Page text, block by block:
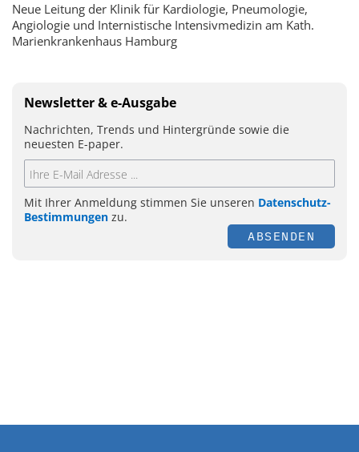
Neue Leitung der Klinik für Kardiologie, Pneumologie,
Angiologie und Internistische Intensivmedizin am Kath.
Marienkrankenhaus Hamburg
Newsletter & e-Ausgabe
Nachrichten, Trends und Hintergründe sowie die
neuesten E-paper.
Mit Ihrer Anmeldung stimmen Sie unseren Datenschutz-
Bestimmungen zu.
ABSENDEN